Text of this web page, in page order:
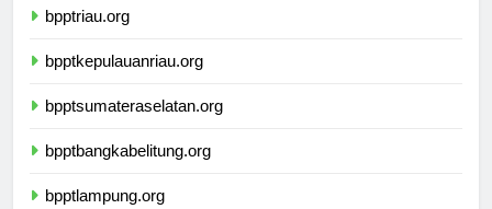
bpptriau.org
bpptkepulauanriau.org
bpptsumateraselatan.org
bpptbangkabelitung.org
bpptlampung.org